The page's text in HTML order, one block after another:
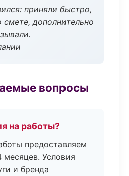
приняли быстро,
смете, дополнительно
вопросы
на работы?
предоставляем
месяцев. Условия
и бренда